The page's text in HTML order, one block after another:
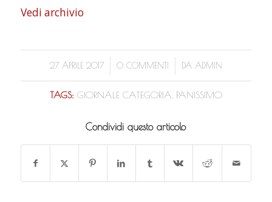
Vedi archivio
27 APRILE 2017
/ 0 COMMENTI
/ DA ADMIN
TAGS: GIORNALE CATEGORIA PANISSIMO
Condividi questo articolo